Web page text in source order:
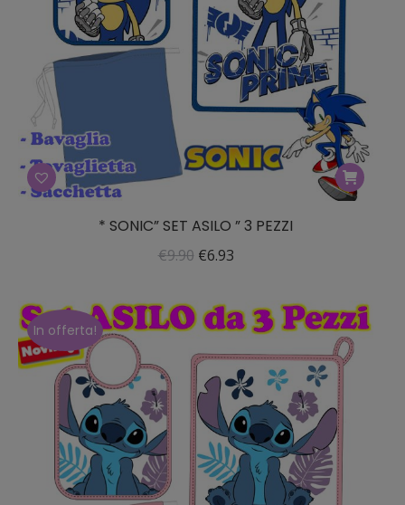
* SONIC” SET ASILO ” 3 PEZZI
€9.90 Il
originale
era:
€9.90.
€6.93Il
attuale
è:
€6.93.
In offerta!